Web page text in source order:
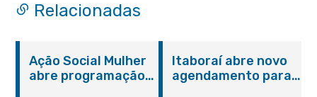
Relacionadas
Ação Social Mulher
abre programação
Itaboraí abre novo
agendamento para